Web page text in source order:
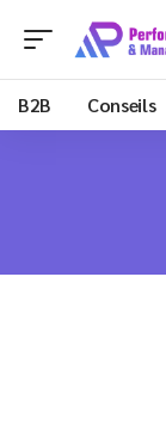
B2B Conseils